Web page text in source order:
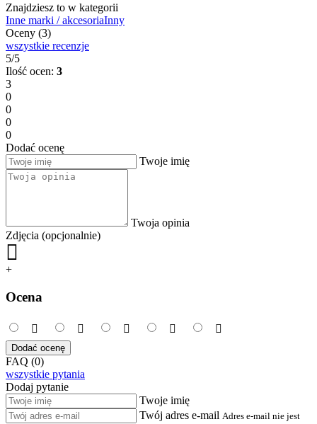
Znajdziesz to w kategorii
Inne marki / akcesoriaInny
Oceny (3)
wszystkie recenzje
5/5
Ilość ocen: 3
3
0
0
0
0
Dodać ocenę
Twoje imię
Twoja opinia
Zdjęcia (opcjonalnie)
+
Ocena
Dodać ocenę
FAQ (0)
wszystkie pytania
Dodaj pytanie
Twoje imię
Twój adres e-mail Adres e-mail nie jest